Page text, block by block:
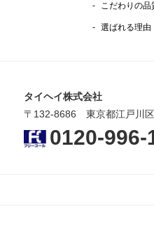
こだわりの品
選ばれる理由
タイヘイ株式会社
〒132-8686 東京都江戸川
0120-996-